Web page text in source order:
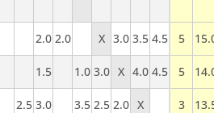
2.0 2.0 X 3.0 3.5 4.5 5
1.5 1.0 3.0 X 4.0 4.5 5
2.5 3.0 3.5 2.5 2.0 X 3